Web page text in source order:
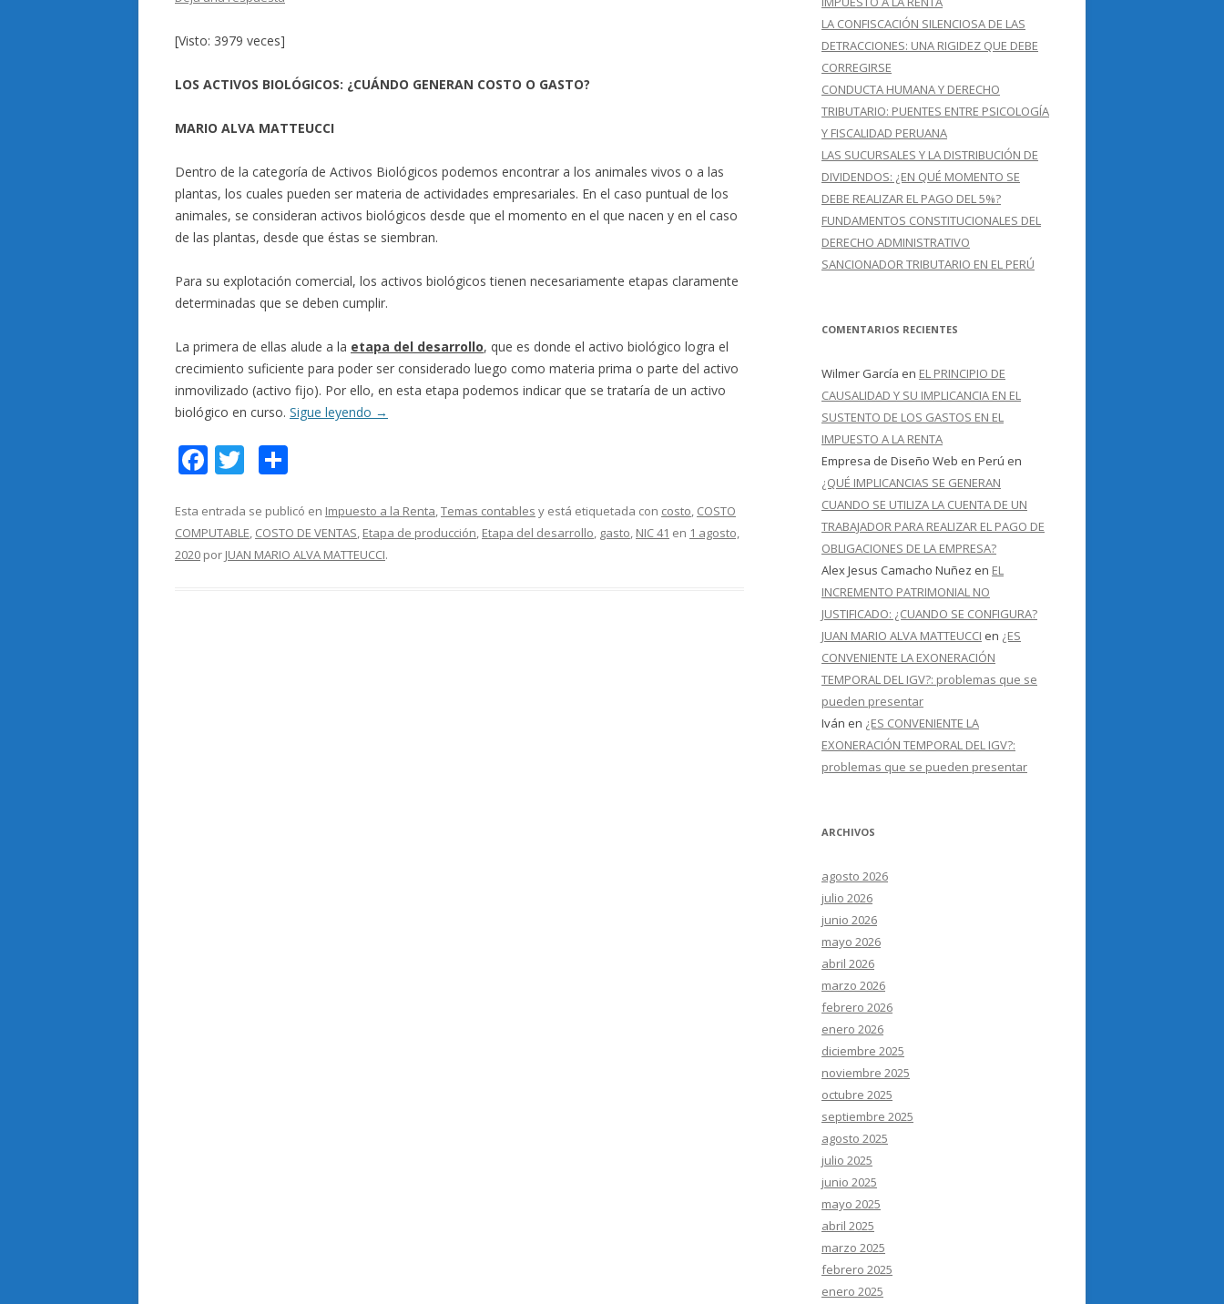
[Visto: 3979 veces]
LOS ACTIVOS BIOLÓGICOS: ¿CUÁNDO GENERAN COSTO O GASTO?
MARIO ALVA MATTEUCCI
Dentro de la categoría de Activos Biológicos podemos encontrar a los animales vivos o a las
plantas, los cuales pueden ser materia de actividades empresariales. En el caso puntual de los
animales, se consideran activos biológicos desde que el momento en el que nacen y en el caso
de las plantas, desde que éstas se siembran.
Para su explotación comercial, los activos biológicos tienen necesariamente etapas claramente
determinadas que se deben cumplir.
La primera de ellas alude a la etapa del desarrollo, que es donde el activo biológico logra el
crecimiento suficiente para poder ser considerado luego como materia prima o parte del activo
inmovilizado (activo fijo). Por ello, en esta etapa podemos indicar que se trataría de un activo
biológico en curso. Sigue leyendo →
F
e
b
T
itt
er
m
p
Esta entrada se publicó en Impuesto a la Renta,Temas contables y está etiquetada con costo, COSTO
COMPUTABLE, COSTO DE VENTAS, Etapa de producción, Etapa del desarrollo, gasto, NIC 41 en 1 agosto,
2020 por JUAN MARIO ALVA MATTEUCCI.
LA CONFISCACIÓN SILENCIOSA DE LAS
DETRACCIONES: UNA RIGIDEZ QUE DEBE
CORREGIRSE
CONDUCTA HUMANA Y DERECHO
TRIBUTARIO: PUENTES ENTRE PSICOLOGÍA
Y FISCALIDAD PERUANA
LAS SUCURSALES Y LA DISTRIBUCIÓN DE
DIVIDENDOS: ¿EN QUÉ MOMENTO SE
DEBE REALIZAR EL PAGO DEL 5%?
FUNDAMENTOS CONSTITUCIONALES DEL
DERECHO ADMINISTRATIVO
SANCIONADOR TRIBUTARIO EN EL PERÚ
COMENTARIOS RECIENTES
Wilmer García en EL PRINCIPIO DE
CAUSALIDAD Y SU IMPLICANCIA EN EL
SUSTENTO DE LOS GASTOS EN EL
IMPUESTO A LA RENTA
Empresa de Diseño Web en Perú en
¿QUÉ IMPLICANCIAS SE GENERAN
CUANDO SE UTILIZA LA CUENTA DE UN
TRABAJADOR PARA REALIZAR EL PAGO DE
OBLIGACIONES DE LA EMPRESA?
Alex Jesus Camacho Nuñez en EL
INCREMENTO PATRIMONIAL NO
JUSTIFICADO: ¿CUANDO SE CONFIGURA?
JUAN MARIO ALVA MATTEUCCI en ¿ES
CONVENIENTE LA EXONERACIÓN
TEMPORAL DEL IGV?: problemas que se
pueden presentar
Iván en ¿ES CONVENIENTE LA
EXONERACIÓN TEMPORAL DEL IGV?:
problemas que se pueden presentar
ARCHIVOS
agosto 2026
julio 2026
junio 2026
mayo 2026
abril 2026
marzo 2026
febrero 2026
enero 2026
diciembre 2025
noviembre 2025
octubre 2025
septiembre 2025
agosto 2025
julio 2025
junio 2025
mayo 2025
abril 2025
marzo 2025
febrero 2025
enero 2025